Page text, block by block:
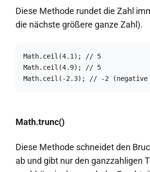
Diese Methode rundet die Zahl
die nächste größere ganze Zahl).
Math.ceil(4.1); // 5
Math.ceil(4.9); // 5
Math.ceil(-2.3); // -2 (negative
Math.trunc()
Diese Methode schneidet den
ab und gibt nur den ganzzahligen